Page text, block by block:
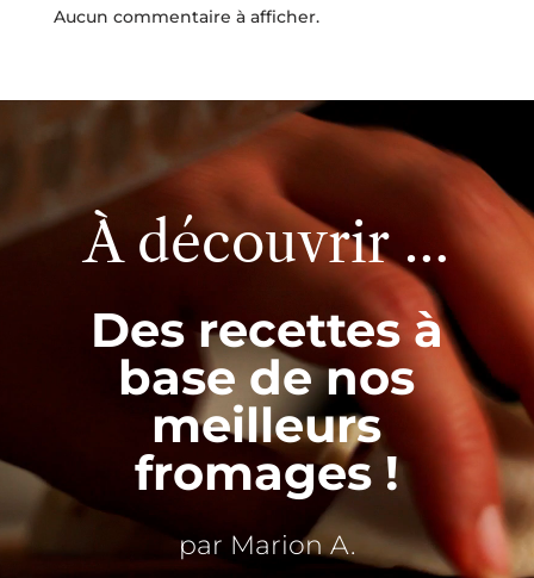
Aucun commentaire à afficher.
À découvrir …
Des recettes à
base de nos
meilleurs
fromages !
par Marion A.